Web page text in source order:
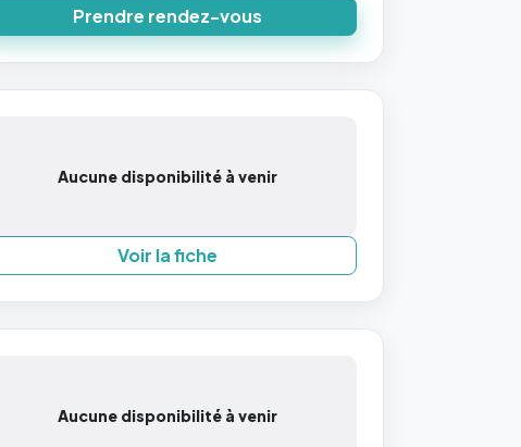
Prendre rendez-vous
Aucune disponibilité à venir
Voir la fiche
Aucune disponibilité à venir